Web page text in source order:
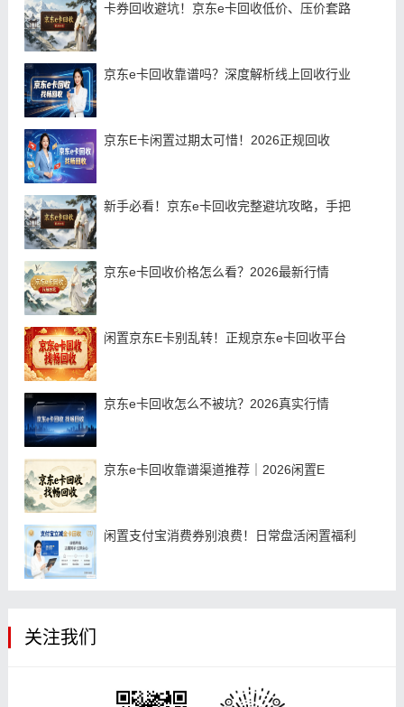
卡券回收避坑！京东e卡回收低价、压价套路
京东e卡回收靠谱吗？深度解析线上回收行业
京东E卡闲置过期太可惜！2026正规回收
新手必看！京东e卡回收完整避坑攻略，手把
京东e卡回收价格怎么看？2026最新行情
闲置京东E卡别乱转！正规京东e卡回收平台
京东e卡回收怎么不被坑？2026真实行情
京东e卡回收靠谱渠道推荐｜2026闲置E
闲置支付宝消费券别浪费！日常盘活闲置福利
关注我们